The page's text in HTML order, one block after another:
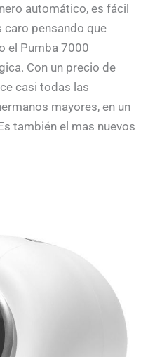
automático, es fácil
caro pensando que
el Pumba 7000
Con un precio de
casi todas las
mayores, en un
también el mas nuevos